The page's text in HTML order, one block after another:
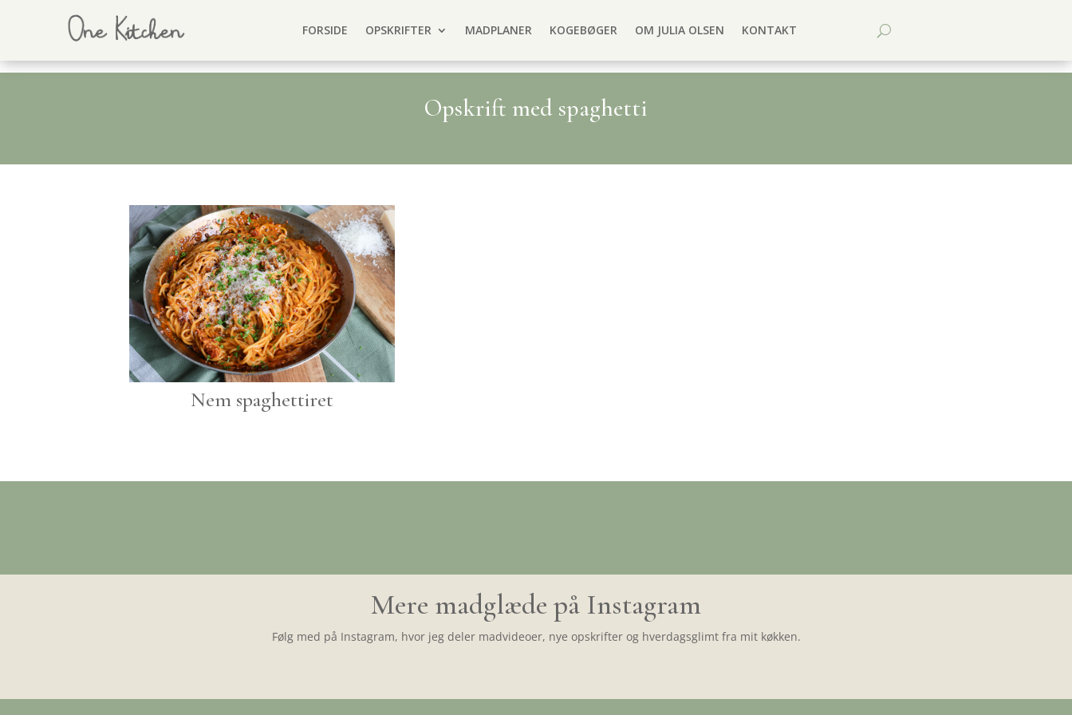
FORSIDE OPSKRIFTER MADPLANER KOGEBØGER OM JULIA OLSEN KONTAKT
Opskrift med spaghetti
Nem spaghettiret
Mere madglæde på Instagram
Følg med på Instagram, hvor jeg deler madvideoer, nye opskrifter og hverdagsglimt fra mit køkken.